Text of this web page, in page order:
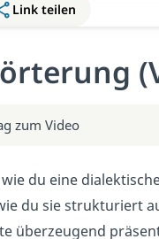
Link teilen
zum Video
du eine
du sie strukturiert
überzeugend